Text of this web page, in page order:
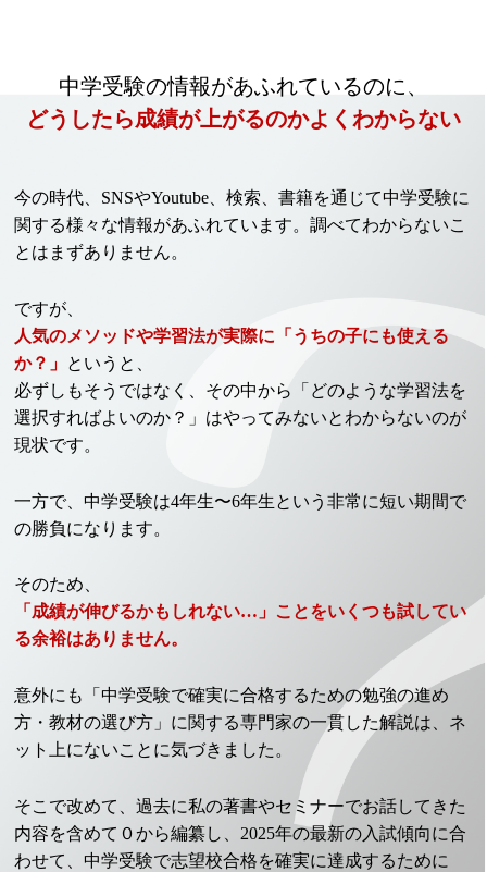
中学受験の情報があふれているのに、
どうしたら成績が上がるのかよくわからない
今の時代、SNSやYoutube、検索、書籍を通じて中学受験に
関する様々な情報があふれています。調べてわからないこ
とはまずありません。
ですが、
人気のメソッドや学習法が実際に「うちの子にも使える
か？」 というと、
必ずしもそうではなく、 その中から「どのような学習法を
選択すればよいのか？」はやってみないとわからないのが
現状です。
一方で、中学受験は4年生〜6年生という非常に短い期間で
の勝負になります。
そのため、
「成績が伸びるかもしれない…」ことをいくつも試してい
る余裕はありません。
意外にも「中学受験で確実に合格するための勉強の進め
方・教材の選び方」に関する専門家の一貫した解説は、ネ
ット上にないことに気づきました。
そこで改めて、過去に私の著書やセミナーでお話してきた
内容を含めて０から編纂し、2025年の最新の入試傾向に合
わせて、中学受験で志望校合格を確実に達成するために